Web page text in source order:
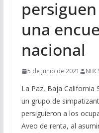
una
nacional
5 de junio de 2021
La Paz, Baja California
un grupo de
persiguieron a los
Aveo de renta, al